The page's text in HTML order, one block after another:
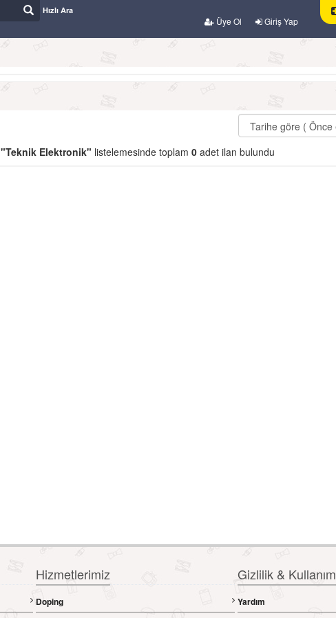
Üye Ol Giriş Yap
Hızlı Ara
"Teknik Elektronik" listelemesinde toplam 0 adet ilan bulundu
Hizmetlerimiz
Doping
Gizlilik & Kullanım
Yardım